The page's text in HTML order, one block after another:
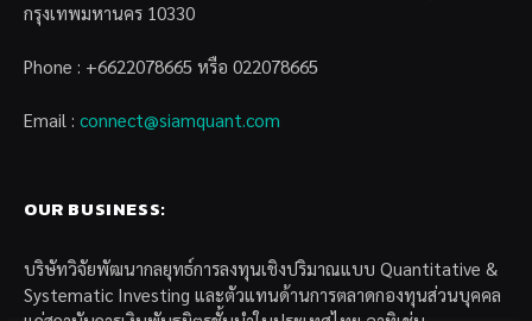
กรุงเทพมหานคร 10330
Phone : +6622078665 หรือ 022078665
Email : connect@siamquant.com
OUR BUSINESS:
บริษัทวิจัยพัฒนากลยุทธ์การลงทุนเชิงปริมาณแบบ Quantitative &
Systematic Investing และตัวแทนด้านการตลาดกองทุนส่วนบุคคล